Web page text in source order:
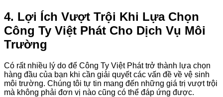
4. Lợi Ích Vượt Trội Khi Lựa Chọn
Công Ty Việt Phát Cho Dịch Vụ Môi
Trường
Có rất nhiều lý do để Công Ty Việt Phát trở thành lựa chọn
hàng đầu của bạn khi cần giải quyết các vấn đề về vệ sinh
môi trường. Chúng tôi tự tin mang đến những giá trị vượt trội
mà không phải đơn vị nào cũng có thể đáp ứng được.